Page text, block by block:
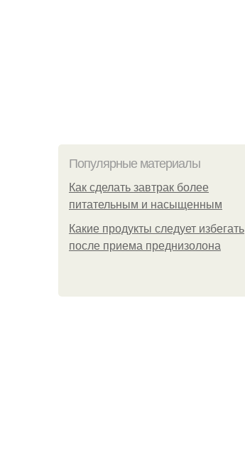
Популярные материалы
Как сделать завтрак более
питательным и насыщенным
Какие продукты следует избегать
после приема преднизолона